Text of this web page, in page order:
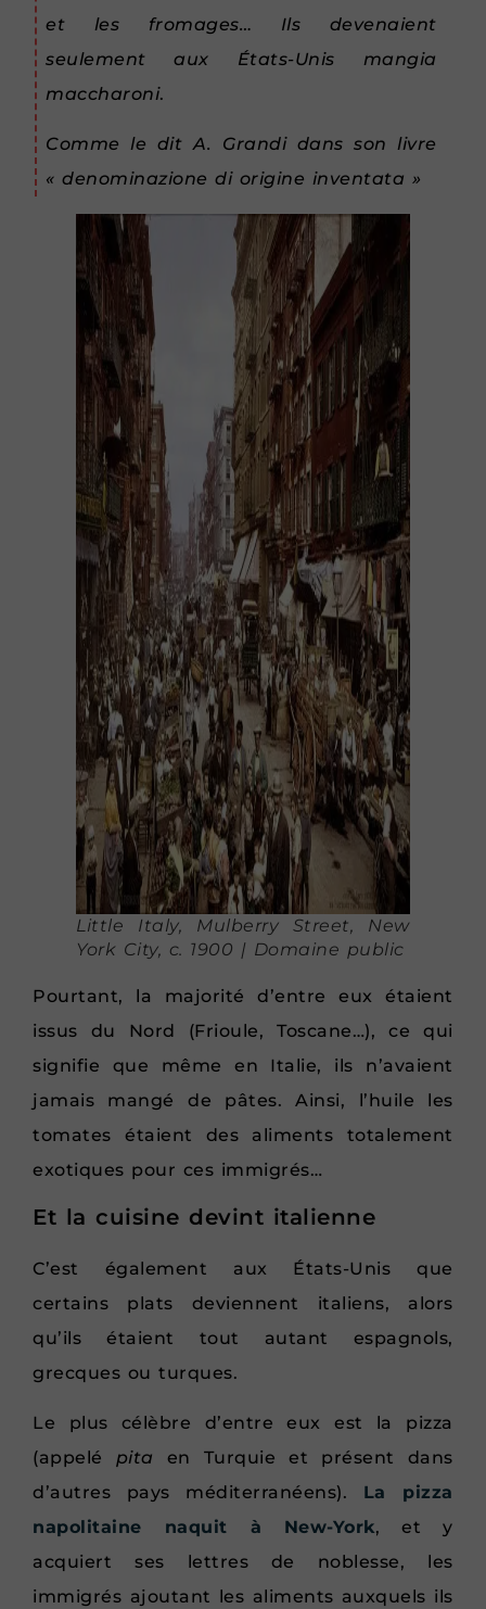
et les fromages… Ils devenaient
seulement aux États-Unis mangia
maccharoni.
Comme le dit A. Grandi dans son livre
« denominazione di origine inventata »
Little Italy, Mulberry Street, New
York City, c. 1900 | Domaine public
Pourtant, la majorité d’entre eux étaient
issus du Nord (Frioule, Toscane…), ce qui
signifie que même en Italie, ils n’avaient
jamais mangé de pâtes. Ainsi, l’huile les
tomates étaient des aliments totalement
exotiques pour ces immigrés…
Et la cuisine devint italienne
C’est également aux États-Unis que
certains plats deviennent italiens, alors
qu’ils étaient tout autant espagnols,
grecques ou turques.
Le plus célèbre d’entre eux est la pizza
(appelé pita en Turquie et présent dans
d’autres pays méditerranéens). La pizza
napolitaine naquit à New-York, et y
acquiert ses lettres de noblesse, les
immigrés ajoutant les aliments auxquels ils